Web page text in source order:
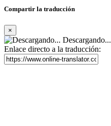
Compartir la traducción
×
Descargando...
Enlace directo a la traducción: